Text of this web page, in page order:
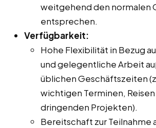
weitgehend den normalen
entsprechen.
Verfügbarkeit:
Hohe Flexibilität in Bezug
und gelegentliche Arbeit
üblichen Geschäftszeiten
wichtigen Terminen,
dringenden Projekten).
Bereitschaft zur Teilnahme